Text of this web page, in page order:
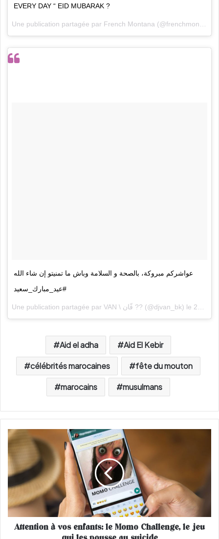
EVERY DAY “ EID MUBARAK ?
Une publication partagée par French Montana (@frenchmontana) le
عواشركم مبروكة، بالصحة و السلامة وباش ما تمنيتو إن شاء الله
#عيد_مبارك_سعيد
Une publication partagée par VAN \ فّان ?? (@djvan_bk) le 21 Août 2018 à 5 :53 PDT
Aid el adha Aid El Kebir
célébrités marocaines fête du mouton
marocains musulmans
A
t
t
e
n
t
o
n
Attention à vos enfants: le Momo Challenge, le jeu